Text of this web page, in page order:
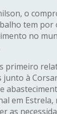
o
tem
no
primeiro
à
em Estrela,
as